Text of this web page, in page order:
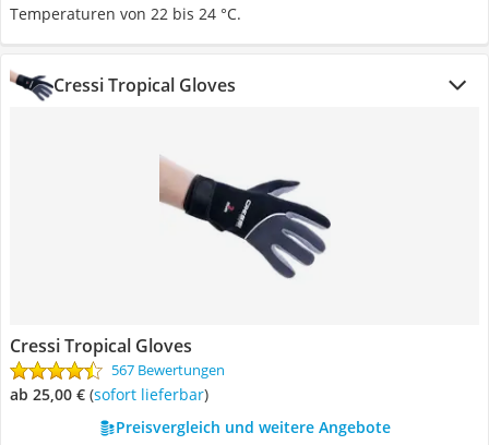
Temperaturen von 22 bis 24 °C.
Cressi Tropical Gloves
Cressi Tropical Gloves
567 Bewertungen
ab 25,00 € ( Sofort lieferbar)
Preisvergleich und weitere Angebote